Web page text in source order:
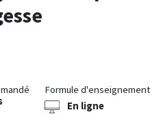
Formule d'enseignement
En ligne